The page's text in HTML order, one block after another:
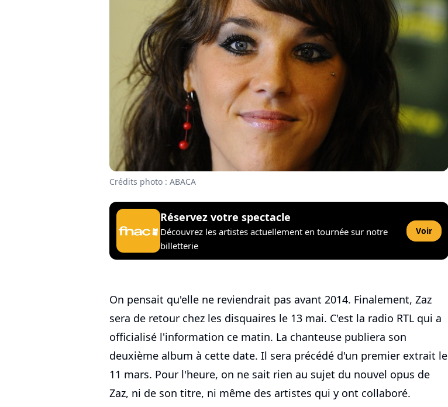
Crédits photo : ABACA
Réservez votre spectacle
Découvrez les artistes actuellement en tournée sur notre
billetterie
Voir
On pensait qu'elle ne reviendrait pas avant 2014. Finalement, Zaz
sera de retour chez les disquaires le 13 mai. C'est la radio RTL qui a
officialisé l'information ce matin. La chanteuse publiera son
deuxième album à cette date. Il sera précédé d'un premier extrait le
11 mars. Pour l'heure, on ne sait rien au sujet du nouvel opus de
Zaz, ni de son titre, ni même des artistes qui y ont collaboré.